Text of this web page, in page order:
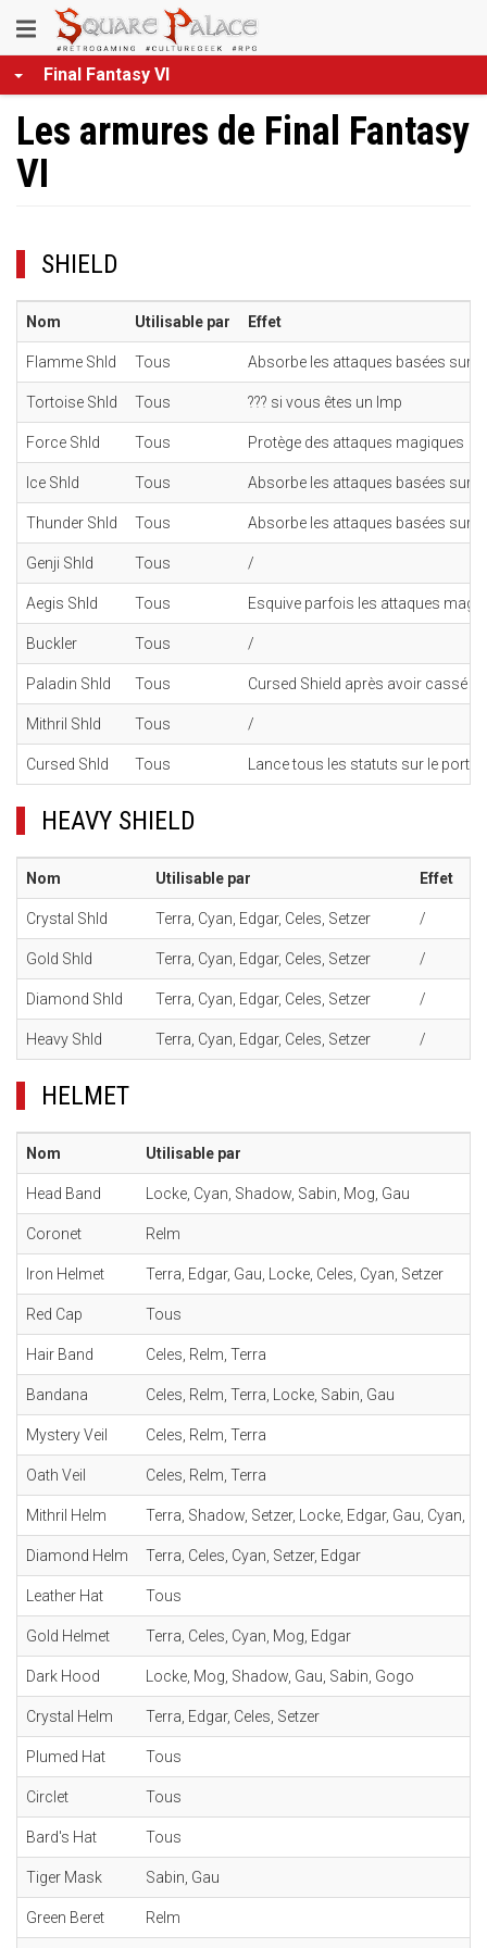
au
contenu
principal
Toggle
navigation
Final Fantasy VI
Les armures de Final Fantasy
VI
SHIELD
Nom Utilisable par Effet
Flamme Shld Tous Absorbe les attaques basées sur
Tortoise Shld Tous ??? si vous êtes un Imp
Force Shld Tous Protège des attaques magiques
Ice Shld Tous Absorbe les attaques basées sur
Thunder Shld Tous Absorbe les attaques basées sur
Genji Shld Tous /
Aegis Shld Tous Esquive parfois les attaques
Buckler Tous /
Paladin Shld Tous Cursed Shield après avoir cassé
Mithril Shld Tous /
Cursed Shld Tous Lance tous les statuts sur le
HEAVY SHIELD
Nom Utilisable par Effet
Crystal Shld Terra, Cyan, Edgar, Celes, Setzer /
Gold Shld Terra, Cyan, Edgar, Celes, Setzer /
Diamond Shld Terra, Cyan, Edgar, Celes, Setzer /
Heavy Shld Terra, Cyan, Edgar, Celes, Setzer /
HELMET
Nom Utilisable par
Head Band Locke, Cyan, Shadow, Sabin, Mog, Gau
Coronet Relm
Iron Helmet Terra, Edgar, Gau, Locke, Celes, Cyan, Setzer
Red Cap Tous
Hair Band Celes, Relm, Terra
Bandana Celes, Relm, Terra, Locke, Sabin, Gau
Mystery Veil Celes, Relm, Terra
Oath Veil Celes, Relm, Terra
Mithril Helm Terra, Shadow, Setzer, Locke, Edgar, Gau, Cyan,
Diamond Helm Terra, Celes, Cyan, Setzer, Edgar
Leather Hat Tous
Gold Helmet Terra, Celes, Cyan, Mog, Edgar
Dark Hood Locke, Mog, Shadow, Gau, Sabin, Gogo
Crystal Helm Terra, Edgar, Celes, Setzer
Plumed Hat Tous
Circlet Tous
Bard's Hat Tous
Tiger Mask Sabin, Gau
Green Beret Relm